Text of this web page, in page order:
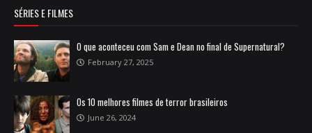
SÉRIES E FILMES
O que aconteceu com Sam e Dean no final de Supernatural?
February 27, 2025
Os 10 melhores filmes de terror brasileiros
June 26, 2024